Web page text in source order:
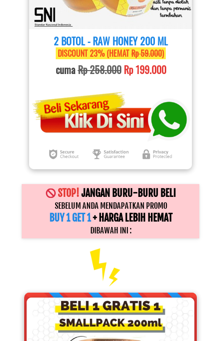
2 BOTOL - RAW HONEY 200 ML
DISCOUNT 23% (HEMAT Rp 59.000)
cuma Rp 258.000 Rp 199.000
STOP! JANGAN BURU-BURU BELI
SEBELUM ANDA MENDAPATKAN PROMO
BUY 1 GET 1 + HARGA LEBIH HEMAT
DIBAWAH INI :